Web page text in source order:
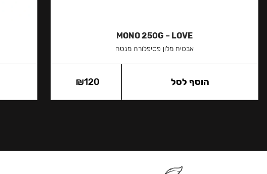
MONO 250G – LOVE
אבטיח מלון פסיפלורה מנטה
₪120 הוסף לסל